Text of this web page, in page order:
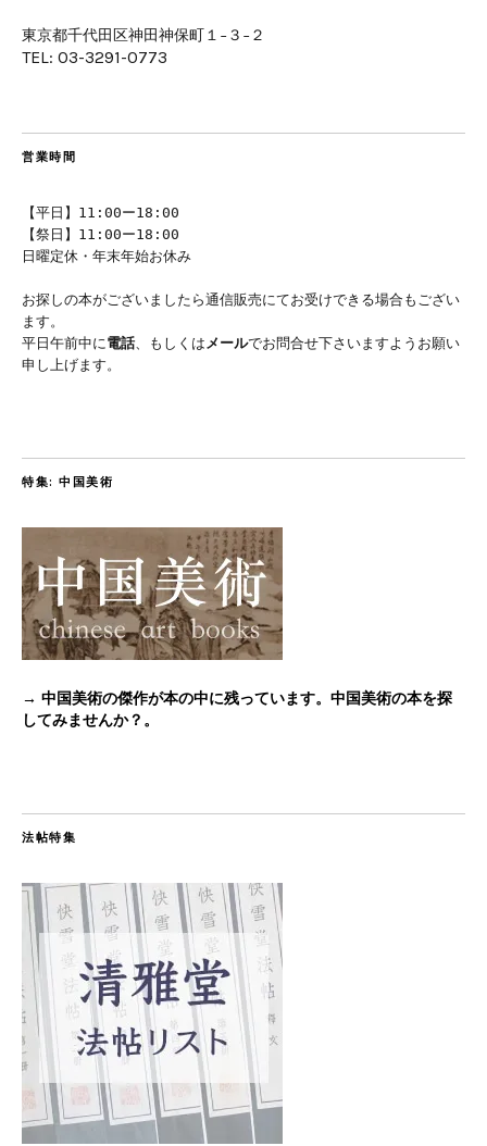
東京都千代田区神田神保町１−３−２
TEL: 03-3291-0773
営業時間
【平日】11:00ー18:00
【祭日】11:00ー18:00
日曜定休・年末年始お休み
お探しの本がございましたら通信販売にてお受けできる場合もござい
ます。
平日午前中に電話、もしくはメールでお問合せ下さいますようお願い
申し上げます。
特集: 中国美術
→ 中国美術の傑作が本の中に残っています。中国美術の本を探
してみませんか？。
法帖特集